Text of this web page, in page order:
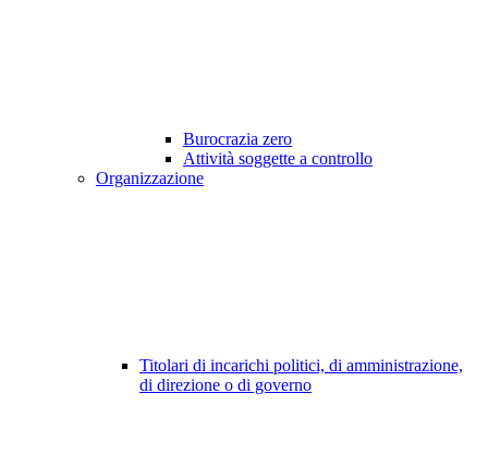
Burocrazia zero
Attività soggette a controllo
Organizzazione
Titolari di incarichi politici, di amministrazione,
di direzione o di governo